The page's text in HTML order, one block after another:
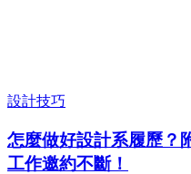
設計技巧
怎麼做好設計系履歷？
工作邀約不斷！